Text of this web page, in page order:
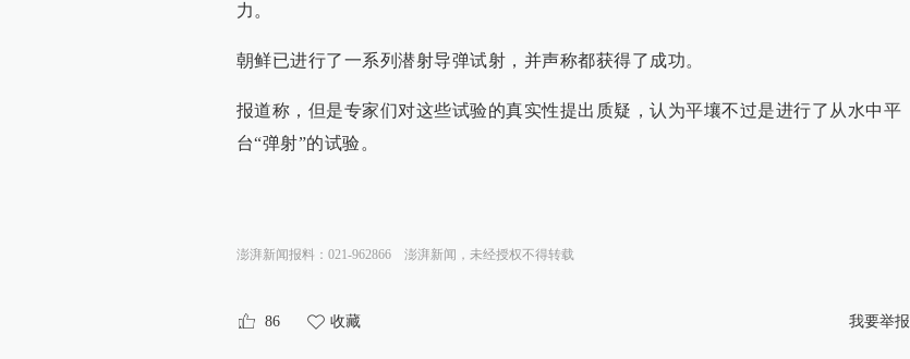
力。
朝鲜已进行了一系列潜射导弹试射，并声称都获得了成功。
报道称，但是专家们对这些试验的真实性提出质疑，认为平壤不过是进行了从水中平
台“弹射”的试验。
澎湃新闻报料：021-962866 澎湃新闻，未经授权不得转载
86 收藏 我要举报